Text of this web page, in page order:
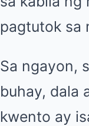
pagtutok sa
Sa ngayon,
buhay, dala
kwento ay